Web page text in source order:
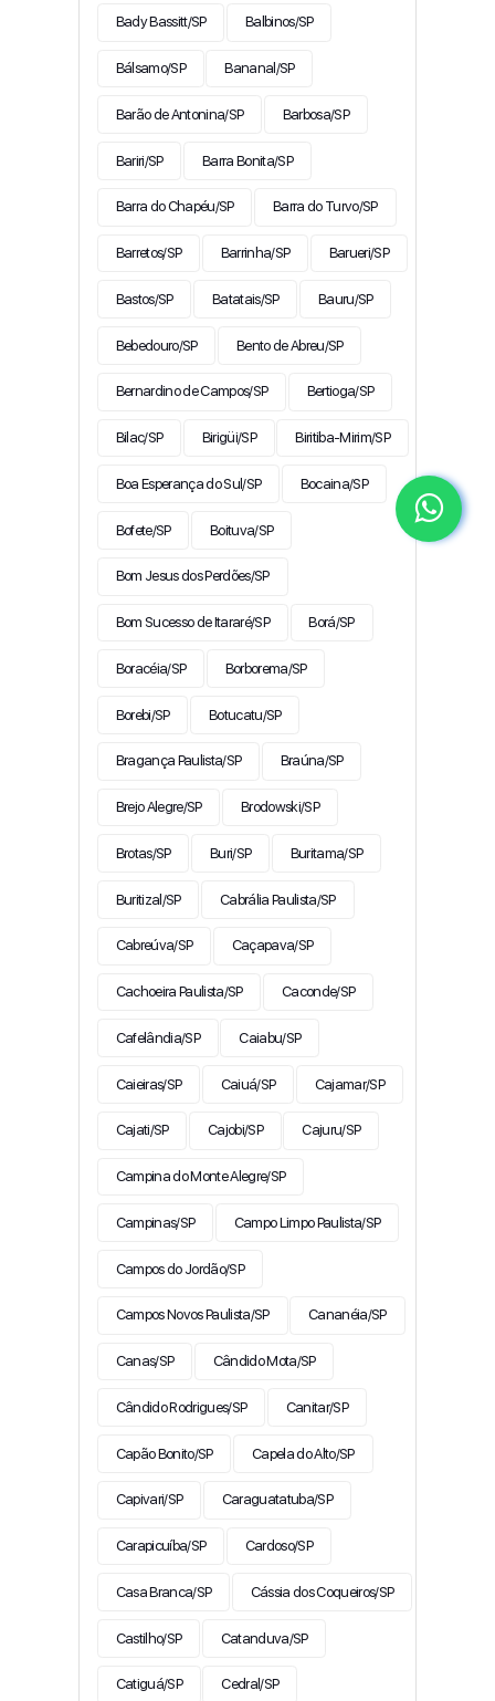
Bady Bassitt/SP Balbinos/SP
Bálsamo/SP Bananal/SP
Barão de Antonina/SP Barbosa/SP
Bariri/SP Barra Bonita/SP
Barra do Chapéu/SP Barra do Turvo/SP
Barretos/SP Barrinha/SP Barueri/SP
Bastos/SP Batatais/SP Bauru/SP
Bebedouro/SP Bento de Abreu/SP
Bernardino de Campos/SP Bertioga/SP
Bilac/SP Birigüi/SP Biritiba-Mirim/SP
Boa Esperança do Sul/SP Bocaina/SP
Bofete/SP Boituva/SP
Bom Jesus dos Perdões/SP
Bom Sucesso de Itararé/SP Borá/SP
Boracéia/SP Borborema/SP
Borebi/SP Botucatu/SP
Bragança Paulista/SP Braúna/SP
Brejo Alegre/SP Brodowski/SP
Brotas/SP Buri/SP Buritama/SP
Buritizal/SP Cabrália Paulista/SP
Cabreúva/SP Caçapava/SP
Cachoeira Paulista/SP Caconde/SP
Cafelândia/SP Caiabu/SP
Caieiras/SP Caiuá/SP Cajamar/SP
Cajati/SP Cajobi/SP Cajuru/SP
Campina do Monte Alegre/SP
Campinas/SP Campo Limpo Paulista/SP
Campos do Jordão/SP
Campos Novos Paulista/SP Cananéia/SP
Canas/SP Cândido Mota/SP
Cândido Rodrigues/SP Canitar/SP
Capão Bonito/SP Capela do Alto/SP
Capivari/SP Caraguatatuba/SP
Carapicuíba/SP Cardoso/SP
Casa Branca/SP Cássia dos Coqueiros/SP
Castilho/SP Catanduva/SP
Catiguá/SP Cedral/SP